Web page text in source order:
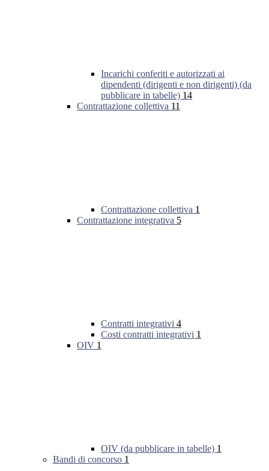
Incarichi conferiti e autorizzati ai
dipendenti (dirigenti e non dirigenti) (da
pubblicare in tabelle) 14
Contrattazione collettiva 11
Contrattazione collettiva 1
Contrattazione integrativa 5
Contratti integrativi 4
Costi contratti integrativi 1
OIV 1
OIV (da pubblicare in tabelle) 1
Bandi di concorso 1